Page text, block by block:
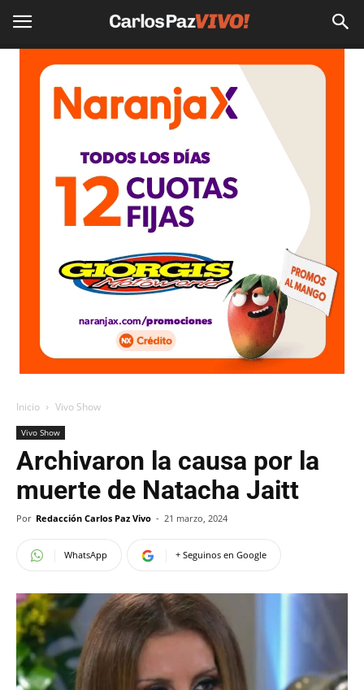
Inicio Vivo Show
Vivo Show
Archivaron la causa por la
muerte de Natacha Jaitt
Por Redacción Carlos Paz Vivo - 21 marzo, 2024
WhatsApp + Seguinos en Google